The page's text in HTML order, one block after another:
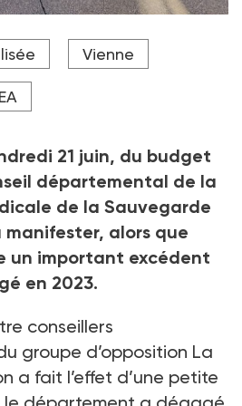
le conseil départemental.
à nouveau à la mobilisation ce
social et médico-social.
Vienne
21 juin, du budget
départemental de la
de la Sauvegarde
manifester, alors que
un important excédent
en 2023.
conseillers
groupe d’opposition La
a fait l’effet d’une petite